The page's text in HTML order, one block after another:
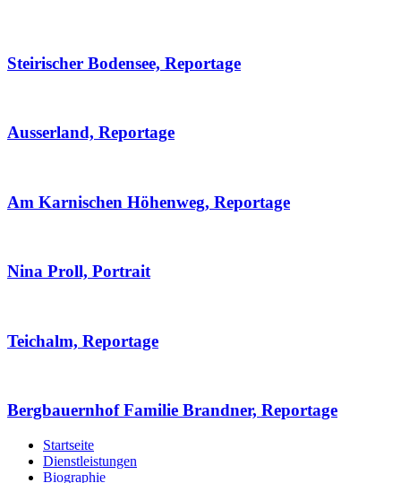
Steirischer Bodensee, Reportage
Ausserland, Reportage
Am Karnischen Höhenweg, Reportage
Nina Proll, Portrait
Teichalm, Reportage
Bergbauernhof Familie Brandner, Reportage
Startseite
Dienstleistungen
Biographie